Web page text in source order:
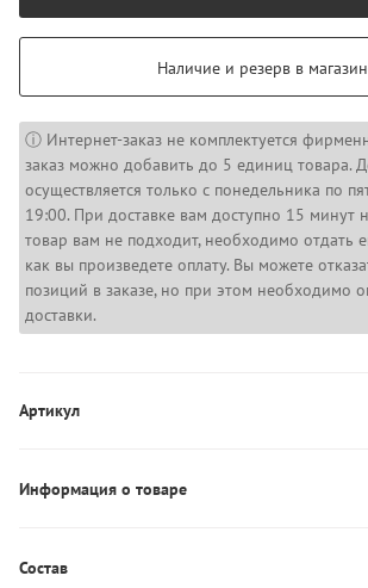
Наличие и резерв в
ⓘ Интернет-заказ не комплектуется
заказ можно добавить до 5 единиц товара.
осуществляется только с понедельника по
19:00. При доставке вам доступно 15 минут
товар вам не подходит, необходимо отдать
как вы произведете оплату. Вы можете
позиций в заказе, но при этом необходимо
доставки.
Артикул
Информация о товаре
Застежка: пуговица, молния
Состав